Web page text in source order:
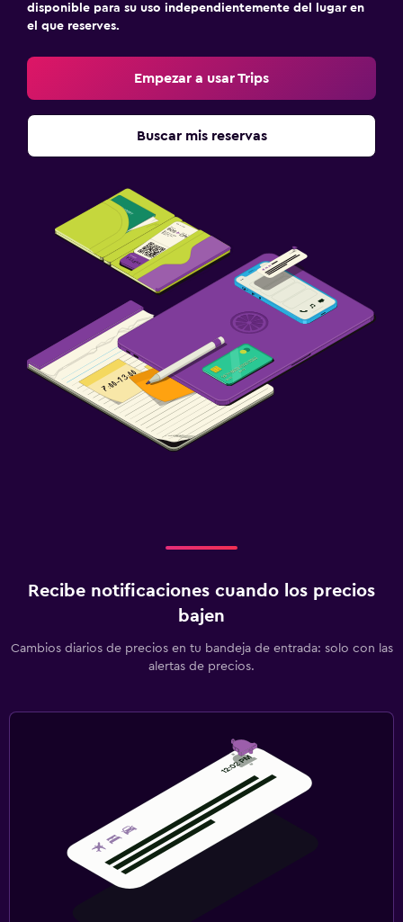
disponible para su uso independientemente del lugar en
el que reserves.
Empezar a usar Trips
Buscar mis reservas
Recibe notificaciones cuando los precios
bajen
Cambios diarios de precios en tu bandeja de entrada: solo con las
alertas de precios.